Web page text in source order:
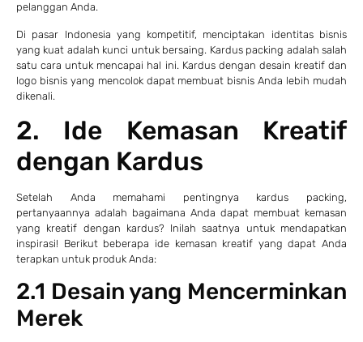
pelanggan Anda.
Di pasar Indonesia yang kompetitif, menciptakan identitas bisnis
yang kuat adalah kunci untuk bersaing. Kardus packing adalah salah
satu cara untuk mencapai hal ini. Kardus dengan desain kreatif dan
logo bisnis yang mencolok dapat membuat bisnis Anda lebih mudah
dikenali.
2. Ide Kemasan Kreatif
dengan Kardus
Setelah Anda memahami pentingnya kardus packing,
pertanyaannya adalah bagaimana Anda dapat membuat kemasan
yang kreatif dengan kardus? Inilah saatnya untuk mendapatkan
inspirasi! Berikut beberapa ide kemasan kreatif yang dapat Anda
terapkan untuk produk Anda:
2.1 Desain yang Mencerminkan
Merek